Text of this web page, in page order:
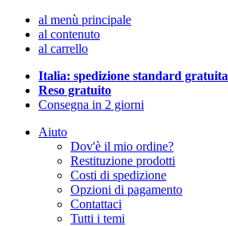
al menù principale
al contenuto
al carrello
Italia: spedizione standard gratuita
Reso gratuito
Consegna in 2 giorni
Aiuto
Dov'è il mio ordine?
Restituzione prodotti
Costi di spedizione
Opzioni di pagamento
Contattaci
Tutti i temi